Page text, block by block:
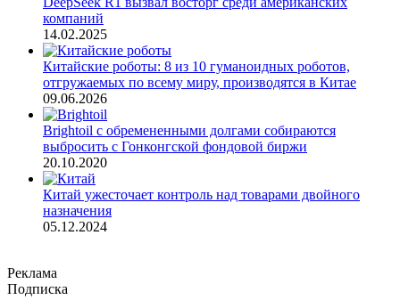
компаний
14.02.2025
Китайские роботы: 8 из 10 гуманоидных роботов,
отгружаемых по всему миру, производятся в Китае
09.06.2026
Brightoil с обремененными долгами собираются
выбросить с Гонконгской фондовой биржи
20.10.2020
Китай ужесточает контроль над товарами двойного
назначения
05.12.2024
Реклама
Подписка